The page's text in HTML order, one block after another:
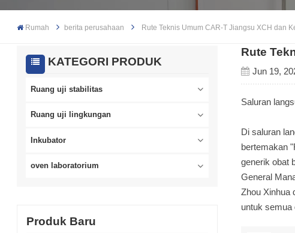
Rumah berita perusahaan Rute Teknis Umum CAR-T Jiangsu XCH dan
KATEGORI PRODUK
Ruang uji stabilitas
Ruang uji lingkungan
Inkubator
oven laboratorium
Produk Baru
Rute
Jun 19,
Saluran
Di saluran
bertemakan
generik obat
General
Zhou Xinhua
untuk semua